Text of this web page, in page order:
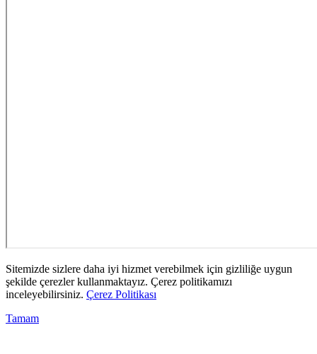
Sitemizde sizlere daha iyi hizmet verebilmek için gizliliğe uygun
şekilde çerezler kullanmaktayız. Çerez politikamızı
inceleyebilirsiniz. Çerez Politikası
Tamam